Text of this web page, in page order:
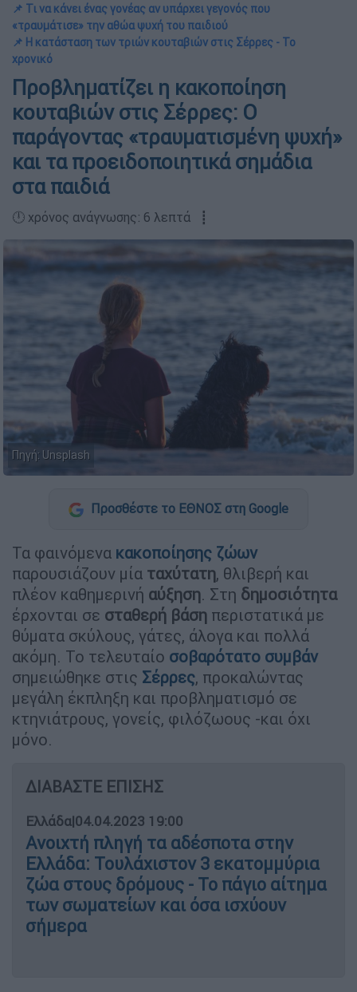
📌 Τι να κάνει ένας γονέας αν υπάρχει γεγονός που
«τραυμάτισε» την αθώα ψυχή του παιδιού
📌 Η κατάσταση των τριών κουταβιών στις Σέρρες - Το
χρονικό
Προβληματίζει η κακοποίηση
κουταβιών στις Σέρρες: Ο
παράγοντας «τραυματισμένη ψυχή»
και τα προειδοποιητικά σημάδια
στα παιδιά
🕛 χρόνος ανάγνωσης: 6 λεπτά ┋
Πηγή: Unsplash
Προσθέστε το ΕΘΝΟΣ στη Google
Τα φαινόμενα κακοποίησης ζώων
παρουσιάζουν μία ταχύτατη, θλιβερή και
πλέον καθημερινή αύξηση. Στη δημοσιότητα
έρχονται σε σταθερή βάση περιστατικά με
θύματα σκύλους, γάτες, άλογα και πολλά
ακόμη. Το τελευταίο σοβαρότατο συμβάν
σημειώθηκε στις Σέρρες, προκαλώντας
μεγάλη έκπληξη και προβληματισμό σε
κτηνιάτρους, γονείς, φιλόζωους -και όχι
μόνο.
ΔΙΑΒΑΣΤΕ ΕΠΙΣΗΣ
Ελλάδα|04.04.2023 19:00
Ανοιχτή πληγή τα αδέσποτα στην
Ελλάδα: Τουλάχιστον 3 εκατομμύρια
ζώα στους δρόμους - Το πάγιο αίτημα
των σωματείων και όσα ισχύουν
σήμερα